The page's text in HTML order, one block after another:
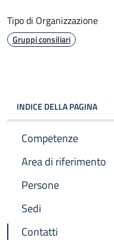
Tipo di Organizzazione
Gruppi consiliari
INDICE DELLA PAGINA
Competenze
Area di riferimento
Persone
Sedi
Contatti